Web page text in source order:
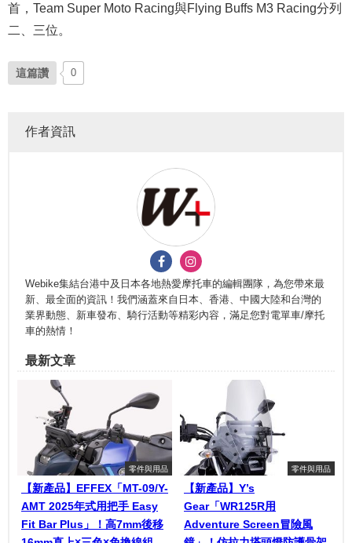
首，Team Super Moto Racing與Flying Buffs M3 Racing分列
二、三位。
這篇讚 0
作者資訊
Webike集結台港中及日本各地熱愛摩托車的編輯團隊，為您帶來最
新、最全面的資訊！我們涵蓋來自日本、香港、中國大陸和台灣的
業界動態、新車發布、騎行活動等精彩內容，滿足您對電單車/摩托
車的熱情！
最新文章
零件與用品
【新產品】EFFEX「MT-09/Y-
AMT 2025年式用把手 Easy
Fit Bar Plus」！高7mm後移
零件與用品
【新產品】Y’s
Gear「WR125R用
Adventure Screen冒險風